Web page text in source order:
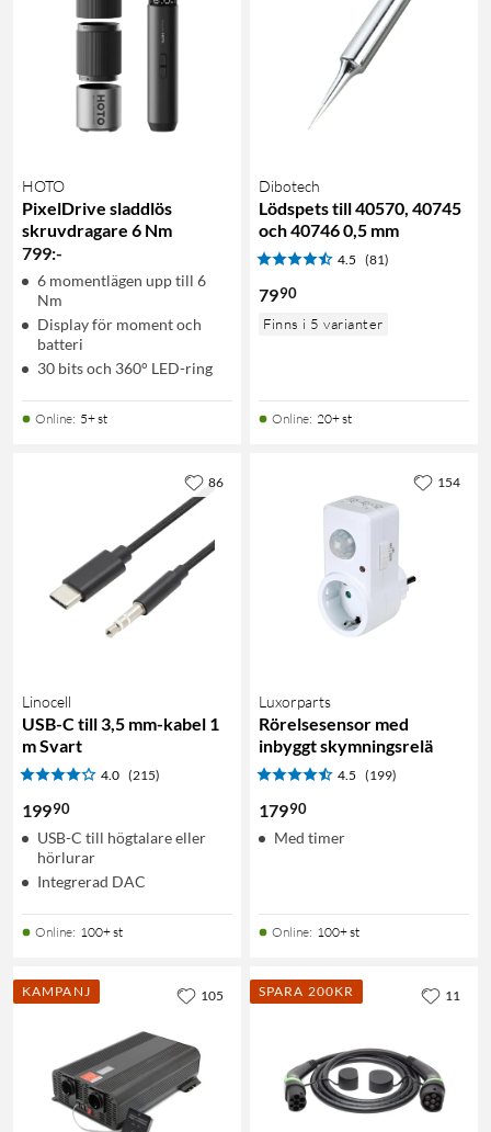
HOTO
PixelDrive sladdlös
skruvdragare 6 Nm
799:-
6 momentlägen upp till 6
Nm
Display för moment och
batteri
30 bits och 360° LED-ring
Online: 5+ st
Dibotech
Lödspets till 40570, 40745
och 40746 0,5 mm
4.5 (81)
7990
Finns i 5 varianter
Online: 20+ st
Linocell
USB-C till 3,5 mm-kabel 1
m Svart
4.0 (215)
19990
USB-C till högtalare eller
hörlurar
Integrerad DAC
Online: 100+ st
86
Luxorparts
Rörelsesensor med
inbyggt skymningsrelä
4.5 (199)
17990
Med timer
Online: 100+ st
154
KAMPANJ 105 SPARA 200KR 11